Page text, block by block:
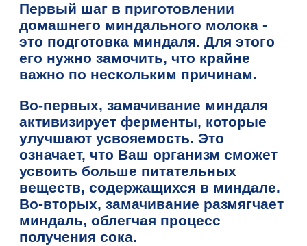
Первый шаг в приготовлении
домашнего миндального молока -
это подготовка миндаля. Для этого
его нужно замочить, что крайне
важно по нескольким причинам.
Во-первых, замачивание миндаля
активизирует ферменты, которые
улучшают усвояемость. Это
означает, что Ваш организм сможет
усвоить больше питательных
веществ, содержащихся в миндале.
Во-вторых, замачивание размягчает
миндаль, облегчая процесс
получения сока.